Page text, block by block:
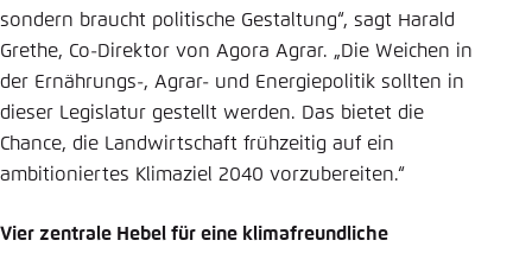
sondern braucht politische Gestaltung“, sagt Harald
Grethe, Co-Direktor von Agora Agrar. „Die Weichen in
der Ernährungs-, Agrar- und Energiepolitik sollten in
dieser Legislatur gestellt werden. Das bietet die
Chance, die Landwirtschaft frühzeitig auf ein
ambitioniertes Klimaziel 2040 vorzubereiten.“
Vier zentrale Hebel für eine klimafreundliche